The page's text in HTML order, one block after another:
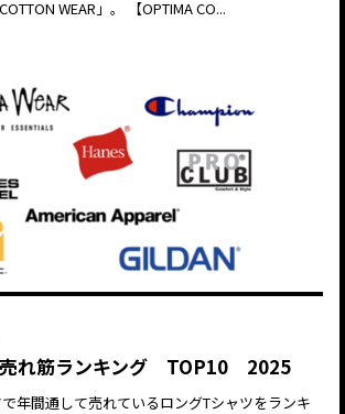
WEAR」。 【OPTIMA CO...
売れ筋ランキング TOP10 2025
年間通して売れているロングTシャツをランキ